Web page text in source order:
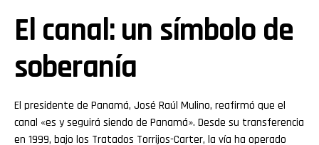
El canal: un símbolo de
soberanía
El presidente de Panamá, José Raúl Mulino, reafirmó que el
canal «es y seguirá siendo de Panamá». Desde su transferencia
en 1999, bajo los Tratados Torrijos-Carter, la vía ha operado